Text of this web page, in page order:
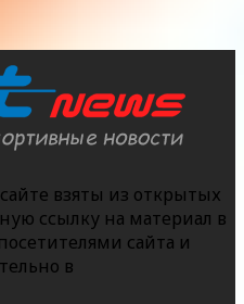
взяты из открытых
ссылку на материал в
сайта и
в